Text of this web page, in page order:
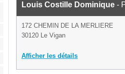
Louis Costille Dominique -
172 CHEMIN DE LA MERLIERE
30120 Le Vigan
Afficher les détails